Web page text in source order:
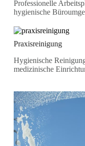
Professionelle
hygienische
Praxisreinigung
Hygienische
medizinische